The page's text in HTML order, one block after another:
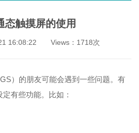
态触摸屏的使用
16:08:22 Views：1718次
）的朋友可能会遇到一些问题。有
有些功能。比如：